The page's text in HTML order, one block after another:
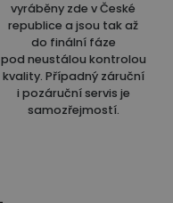
vyráběny zde v České
republice a jsou tak až
do finální fáze
pod neustálou kontrolou
kvality. Případný záruční
i pozáruční servis je
samozřejmostí.